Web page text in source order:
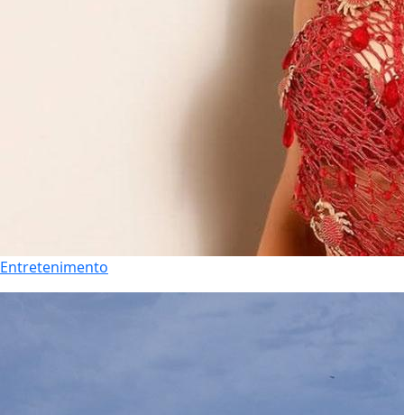
Entretenimento